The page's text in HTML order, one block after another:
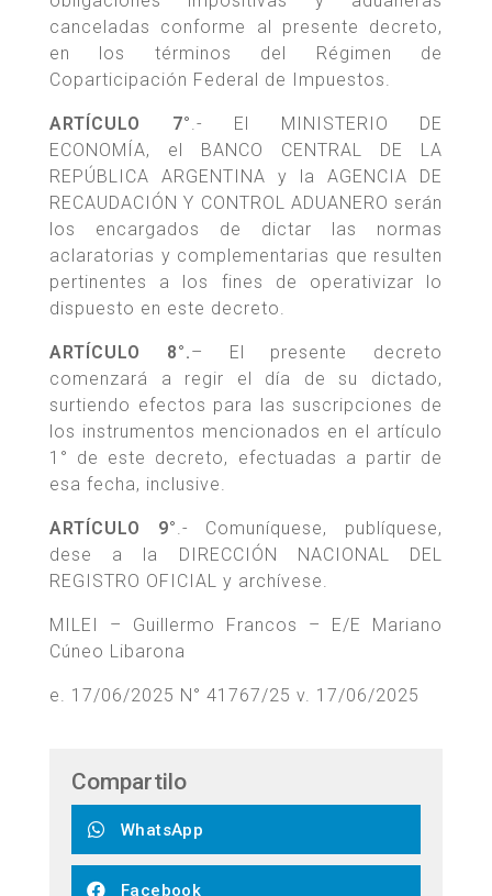
canceladas conforme al presente decreto,
en los términos del Régimen de
Coparticipación Federal de Impuestos.
ARTÍCULO 7°.- El MINISTERIO DE
ECONOMÍA, el BANCO CENTRAL DE LA
REPÚBLICA ARGENTINA y la AGENCIA DE
RECAUDACIÓN Y CONTROL ADUANERO serán
los encargados de dictar las normas
aclaratorias y complementarias que resulten
pertinentes a los fines de operativizar lo
dispuesto en este decreto.
ARTÍCULO 8°.– El presente decreto
comenzará a regir el día de su dictado,
surtiendo efectos para las suscripciones de
los instrumentos mencionados en el artículo
1° de este decreto, efectuadas a partir de
esa fecha, inclusive.
ARTÍCULO 9°.- Comuníquese, publíquese,
dese a la DIRECCIÓN NACIONAL DEL
REGISTRO OFICIAL y archívese.
MILEI – Guillermo Francos – E/E Mariano
Cúneo Libarona
e. 17/06/2025 N° 41767/25 v. 17/06/2025
Compartilo
WhatsApp
Facebook